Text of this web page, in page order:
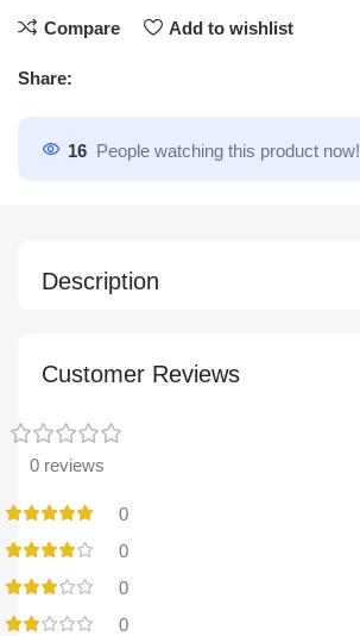
Compare Add to wishlist
Share:
16 People watching this product now!
Description
Customer Reviews
0 reviews
0
0
0
0